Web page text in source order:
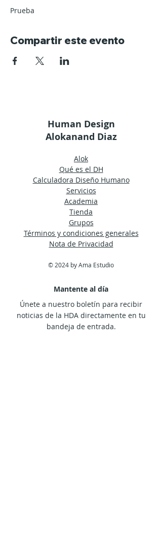
Prueba
Compartir este evento
Human Design
Alokanand Diaz
Alok
Qué es el DH
Calculadora Diseño Humano
Servicios
Academia
Tienda
Grupos
Términos y condiciones generales
Nota de Privacidad
© 2024 by Ama Estudio
Mantente al día
Únete a nuestro boletín para recibir
noticias de la HDA directamente en tu
bandeja de entrada.